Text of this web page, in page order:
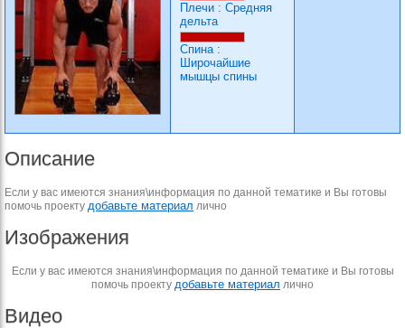
Плечи : Средняя
дельта
Спина:
Широчайшие
мышцы спины
Описание
Если у вас имеются знания\информация по данной тематике и Вы готовы
помочь проекту добавьте материал лично
Изображения
Если у вас имеются знания\информация по данной тематике и Вы готовы
помочь проекту добавьте материал лично
Видео